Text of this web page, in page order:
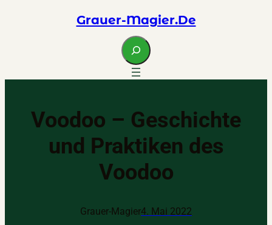
Grauer-Magier.de
S
e
h
Voodoo – Geschichte
und Praktiken des
Voodoo
Grauer-Magier4. Mai 2022